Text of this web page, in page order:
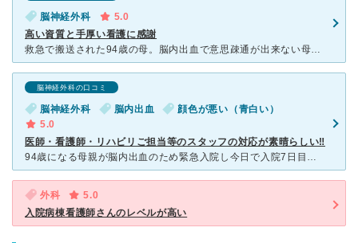
脳神経外科
5.0
高い資質と手厚い看護に感謝
救急で搬送された94歳の母。脳内出血で意思疎通が出来ない母に、病室に訪れる医療従事者のどの方も、優しく声掛けをしてくださいます。ベッドサイドのモニターのアラームに一喜一憂する家族に対しても、丁寧な説明
脳神経外科の口コミ
脳神経外科 脳内出血
顔色が悪い（青白い）
5.0
医師・看護師・リハビリご担当等のスタッフの対応が素晴らしい‼️
94歳になる母親が脳内出血のため緊急入院し今日で入院7日目になりますが、この間、昼間は当然、夜間の看護についても担当の先生やスタッフの皆さんの対応が実に素晴らしく、改めて当病院の沿革や概況をネットでチ
外科
5.0
入院病棟看護師さんのレベルが高い